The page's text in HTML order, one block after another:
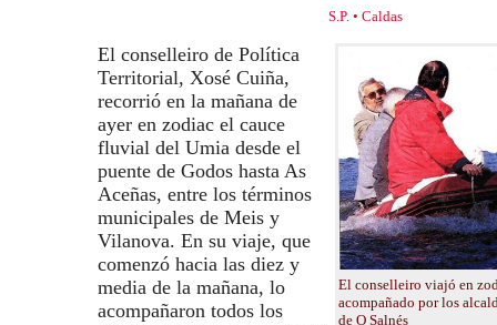
S.P. • Caldas
El conselleiro viajó en
acompañado por los
de O Salnés
El conselleiro de Política
Territorial, Xosé Cuiña,
recorrió en la mañana de
ayer en zodiac el cauce
fluvial del Umia desde el
puente de Godos hasta As
Aceñas, entre los términos
municipales de Meis y
Vilanova. En su viaje, que
comenzó hacia las diez y
media de la mañana, lo
acompañaron todos los